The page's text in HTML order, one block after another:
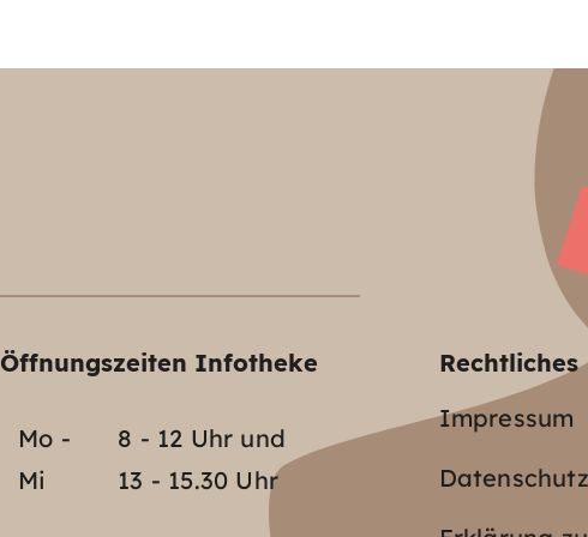
Öffnungszeiten Infotheke
Mo -
Mi
8 - 12 Uhr und
13 - 15.30 Uhr
Rechtliches
Impressum
Datenschutz